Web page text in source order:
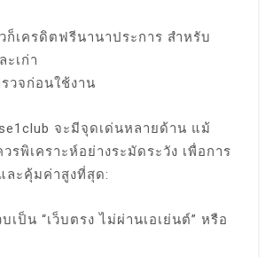
ก็เครดิตฟรีนานาประการ สำหรับ
เก่า
วจก่อนใช้งาน
จะมีจุดเด่นหลายด้าน แม้
รพิเคราะห์อย่างระมัดระวัง เพื่อการ
ละคุ้มค่าสูงที่สุด:
เป็น “เว็บตรง ไม่ผ่านเอเย่นต์” หรือ